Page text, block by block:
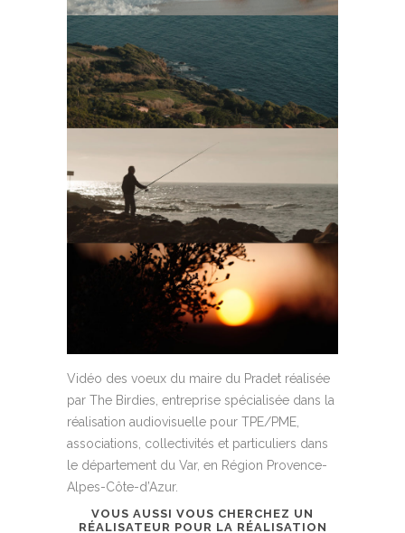
Vidéo des voeux du maire du Pradet réalisée
par The Birdies, entreprise spécialisée dans la
réalisation audiovisuelle pour TPE/PME,
associations, collectivités et particuliers dans
le département du Var, en Région Provence-
Alpes-Côte-d’Azur.
VOUS AUSSI VOUS CHERCHEZ UN
RÉALISATEUR POUR LA RÉALISATION